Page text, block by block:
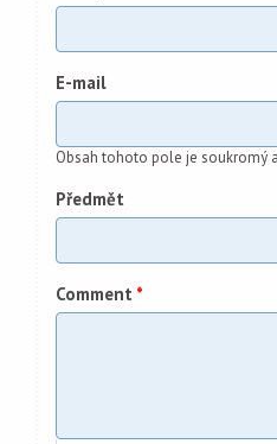
E-mail
Obsah tohoto pole je soukromý
Předmět
Comment *